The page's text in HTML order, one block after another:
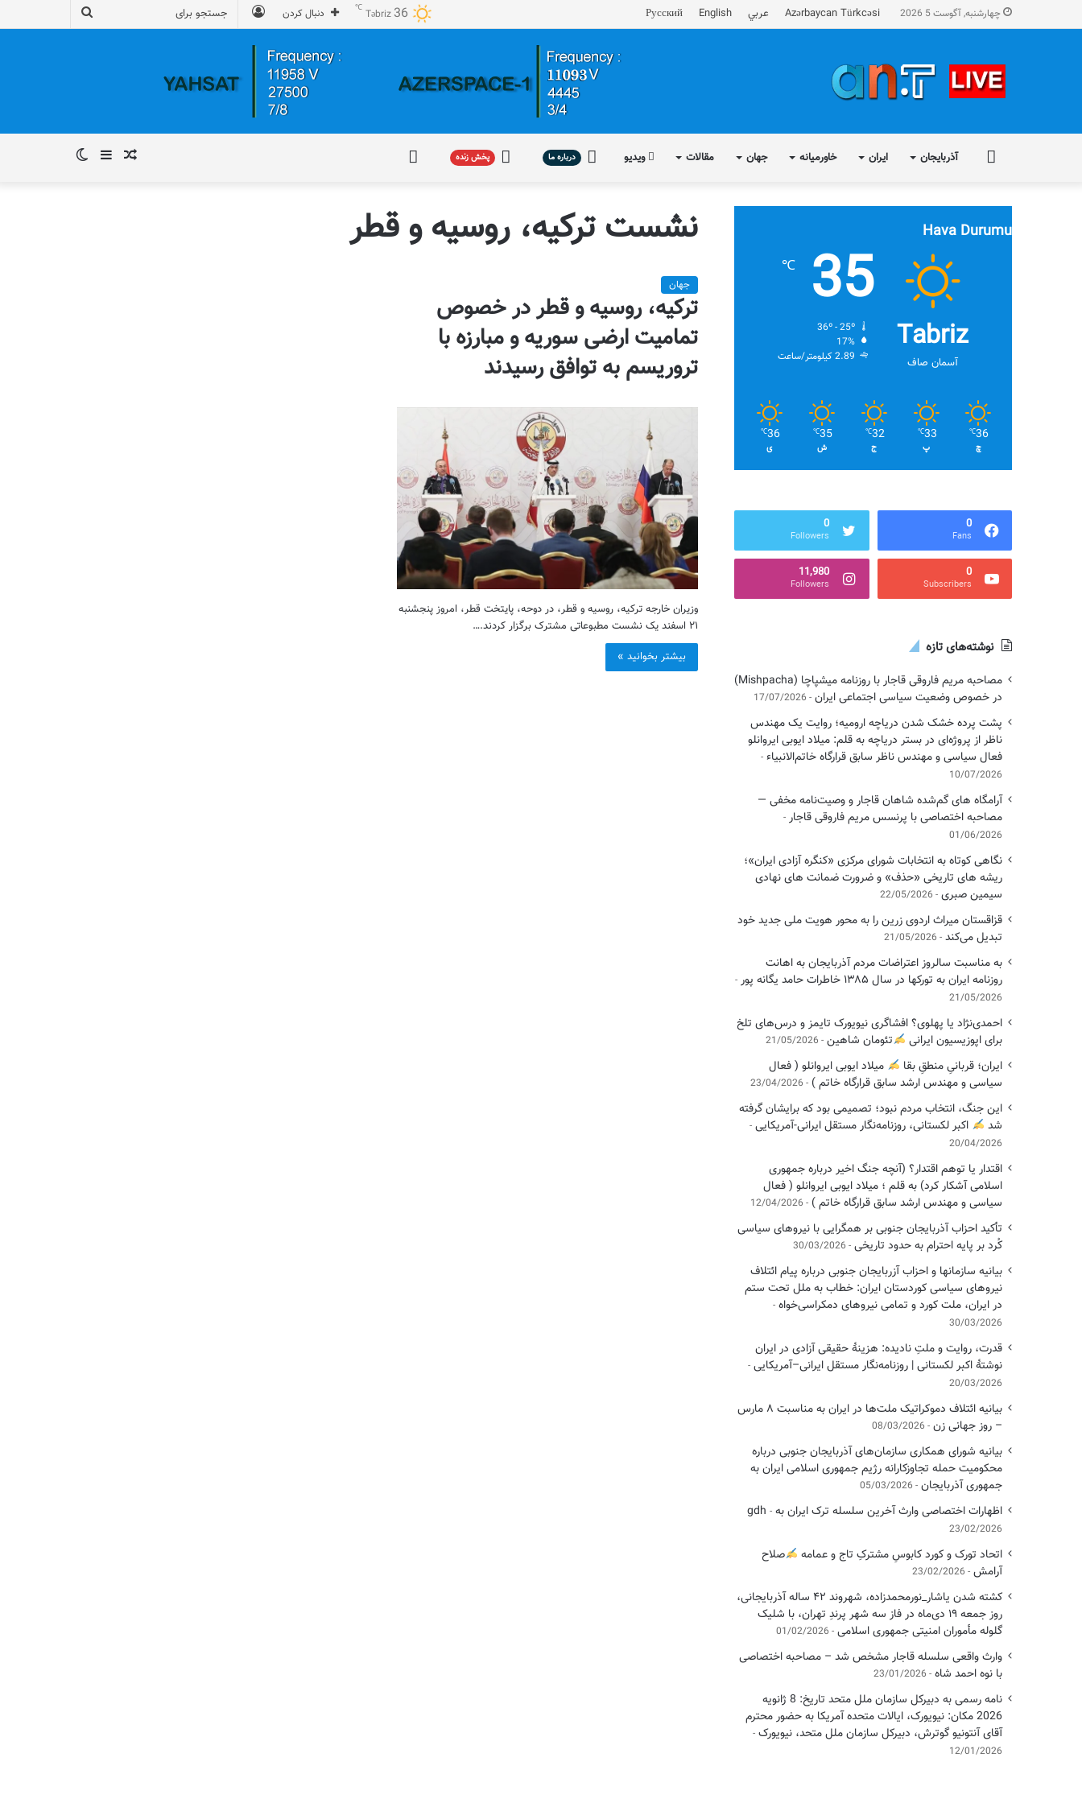
چهارشنبه, آگوست 5 2026 Azərbaycan Türkcəsi عربي English
Русский دنبال کردن Təbriz36
℃
آذربایجان ایران خاورمیانه جهان مقالات ویدیو درباره
درباره ما پخش
پخش زنده سایدبار نوشته
نشست ترکیه، روسیه و قطر
جهان
ترکیه، روسیه و قطر در خصوص
تمامیت ارضی سوریه و مبارزه با
تروریسم به توافق رسیدند
وزیران خارجه ترکیه، روسیه و قطر، در دوحه، پایتخت قطر، امروز پنجشنبه
۲۱ اسفند یک نشست مطبوعاتی مشترک برگزار کردند.…
بیشتر بخوانید »
Hava Durumu
Tabriz
آسمان صاف
35
℃
17%
2.89 کیلومتر/ساعت
36
℃
چ
33
℃
پ
32
℃
ج
35
℃
ش
36
℃
ی
0
Fans
0
Followers
0
Subscribers
11,980
Followers
نوشته‌های تازه
مصاحبه مریم فاروقی قاجار با روزنامه میشپاچا (Mishpacha)
در خصوص وضعیت سیاسی اجتماعی ایران 17/07/2026
پشت پرده خشک شدن دریاچه ارومیه؛ روایت یک مهندس
ناظر از پروژه‌ای در بستر دریاچه به قلم: میلاد ایوبی ایروانلو
فعال سیاسی و مهندس ناظر سابق قرارگاه خاتم‌الانبیاء
10/07/2026
آرامگاه های گم‌شده شاهان قاجار و وصیت‌نامه مخفی —
مصاحبه اختصاصی با پرنسس مریم فاروقی قاجار
01/06/2026
نگاهی کوتاه به انتخابات شورای مرکزی «کنگره آزادی ایران»؛
ریشه های تاریخی «حذف» و ضرورت ضمانت های نهادی
سیمین صبری 22/05/2026
قزاقستان میراث اردوی زرین را به محور هویت ملی جدید خود
تبدیل می‌کند 21/05/2026
به مناسبت سالروز اعتراضات مردم آذربایجان به اهانت
روزنامه ایران به تورکها در سال ۱۳۸۵ خاطرات حامد یگانه پور
21/05/2026
احمدی‌نژاد یا پهلوی؟ افشاگری نیویورک تایمز و درس‌های تلخ
برای اپوزیسیون ایرانی
تئومان شاهین 21/05/2026
ایران؛ قربانیِ منطقِ بقا
میلاد ایوبی ایروانلو ( فعال
سیاسی ‌و مهندس ارشد سابق قرارگاه خاتم ) 23/04/2026
این جنگ، انتخاب مردم نبود؛ تصمیمی بود که برایشان گرفته
شد
اکبر لکستانی، روزنامه‌نگار مستقل ایرانی-آمریکایی
20/04/2026
اقتدار یا توهم اقتدار؟ (آنچه جنگ اخیر درباره جمهوری
اسلامی آشکار کرد) به قلم ؛ میلاد ایوبی ایروانلو ( فعال
سیاسی و مهندس ارشد سابق قرارگاه خاتم ) 12/04/2026
تأکید احزاب آذربایجان جنوبی بر همگرایی با نیروهای سیاسی
کُرد بر پایه احترام به حدود تاریخی 30/03/2026
بیانیه سازمانها و احزاب آزربایجان جنوبی درباره پیام ائتلاف
نیروهای سیاسی کوردستان ایران: خطاب به ملل تحت ستم
در ایران، ملت کورد و تمامی نیروهای دمکراسی‌خواه
30/03/2026
قدرت، روایت و ملتِ نادیده: هزینهٔ حقیقی آزادی در ایران
نوشتهٔ اکبر لکستانی | روزنامه‌نگار مستقل ایرانی–آمریکایی
20/03/2026
بیانیه ائتلاف دموکراتیک ملت‌ها در ایران به مناسبت ۸ مارس
– روز جهانی زن 08/03/2026
بیانیه شورای همکاری سازمان‌های آذربایجان جنوبی درباره
محکومیت حمله تجاوزکارانه رژیم جمهوری اسلامی ایران به
جمهوری آذربایجان 05/03/2026
اظهارات اختصاصی وارث آخرین سلسله ترک ایران به gdh
23/02/2026
اتحاد تورک و کورد کابوسِ مشترکِ تاج و عمامه
​صلاح
آرامش 23/02/2026
کشته شدن یاشار_نورمحمدزاده، شهروند ۴۲ ساله آذربایجانی،
روز جمعه ۱۹ دی‌ماه در فاز سه شهر پرندِ تهران، با شلیک
گلوله مأموران امنیتی جمهوری اسلامی 01/02/2026
وارث واقعی سلسله قاجار مشخص شد – مصاحبه اختصاصی
با نوه احمد شاه 23/01/2026
نامه رسمی به دبیرکل سازمان ملل متحد تاریخ: 8 ژانویه
2026 مکان: نیویورک، ایالات متحده آمریکا به حضور محترم
آقای آنتونیو گوترش، دبیرکل سازمان ملل متحد، نیویورک
12/01/2026